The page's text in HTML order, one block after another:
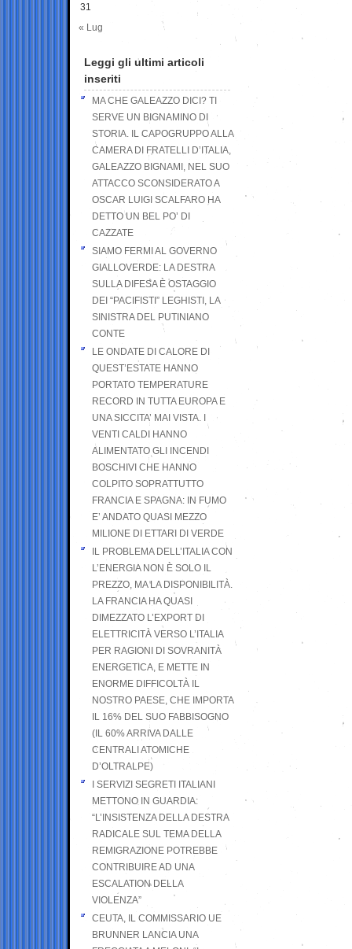
31
« Lug
Leggi gli ultimi articoli
inseriti
MA CHE GALEAZZO DICI? TI
SERVE UN BIGNAMINO DI
STORIA. IL CAPOGRUPPO ALLA
CAMERA DI FRATELLI D’ITALIA,
GALEAZZO BIGNAMI, NEL SUO
ATTACCO SCONSIDERATO A
OSCAR LUIGI SCALFARO HA
DETTO UN BEL PO’ DI
CAZZATE
SIAMO FERMI AL GOVERNO
GIALLOVERDE: LA DESTRA
SULLA DIFESA È OSTAGGIO
DEI “PACIFISTI” LEGHISTI, LA
SINISTRA DEL PUTINIANO
CONTE
LE ONDATE DI CALORE DI
QUEST’ESTATE HANNO
PORTATO TEMPERATURE
RECORD IN TUTTA EUROPA E
UNA SICCITA’ MAI VISTA. I
VENTI CALDI HANNO
ALIMENTATO GLI INCENDI
BOSCHIVI CHE HANNO
COLPITO SOPRATTUTTO
FRANCIA E SPAGNA: IN FUMO
E’ ANDATO QUASI MEZZO
MILIONE DI ETTARI DI VERDE
IL PROBLEMA DELL’ITALIA CON
L’ENERGIA NON È SOLO IL
PREZZO, MA LA DISPONIBILITÀ.
LA FRANCIA HA QUASI
DIMEZZATO L’EXPORT DI
ELETTRICITÀ VERSO L’ITALIA
PER RAGIONI DI SOVRANITÀ
ENERGETICA, E METTE IN
ENORME DIFFICOLTÀ IL
NOSTRO PAESE, CHE IMPORTA
IL 16% DEL SUO FABBISOGNO
(IL 60% ARRIVA DALLE
CENTRALI ATOMICHE
D’OLTRALPE)
I SERVIZI SEGRETI ITALIANI
METTONO IN GUARDIA:
“L’INSISTENZA DELLA DESTRA
RADICALE SUL TEMA DELLA
REMIGRAZIONE POTREBBE
CONTRIBUIRE AD UNA
ESCALATION DELLA
VIOLENZA”
CEUTA, IL COMMISSARIO UE
BRUNNER LANCIA UNA